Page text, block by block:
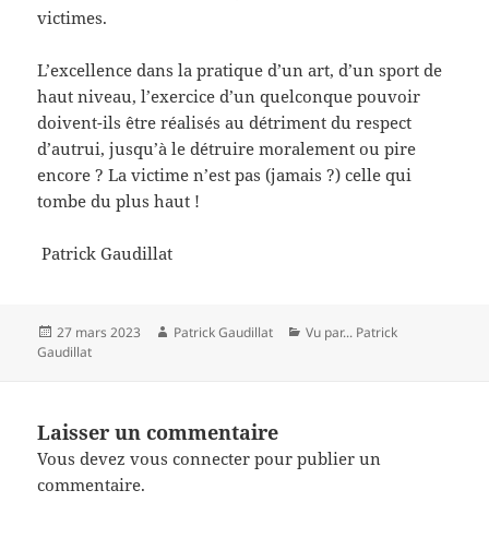
victimes.
L’excellence dans la pratique d’un art, d’un sport de
haut niveau, l’exercice d’un quelconque pouvoir
doivent-ils être réalisés au détriment du respect
d’autrui, jusqu’à le détruire moralement ou pire
encore ? La victime n’est pas (jamais ?) celle qui
tombe du plus haut !
Patrick Gaudillat
Publié
le
27 mars 2023 Auteur
Patrick Gaudillat Catégories
Vu par... Patrick
Gaudillat
Laisser un commentaire
Vous devezvous connecter pour publier un
commentaire.